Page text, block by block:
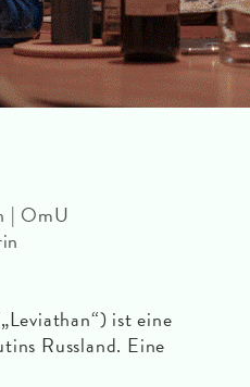
| OmU
ist eine
Russland. Eine